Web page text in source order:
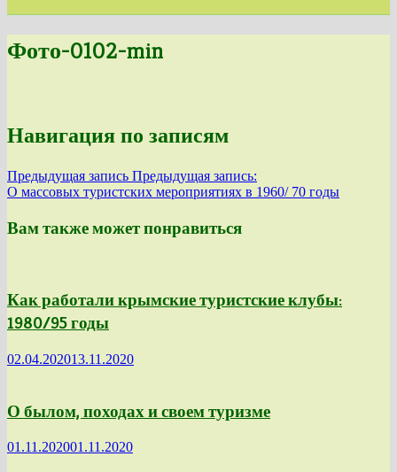
Фото-0102-min
Навигация по записям
Предыдущая запись Предыдущая запись:
О массовых туристских мероприятиях в 1960/ 70 годы
Вам также может понравиться
Как работали крымские туристские клубы:
1980/95 годы
02.04.202013.11.2020
О былом, походах и своем туризме
01.11.202001.11.2020